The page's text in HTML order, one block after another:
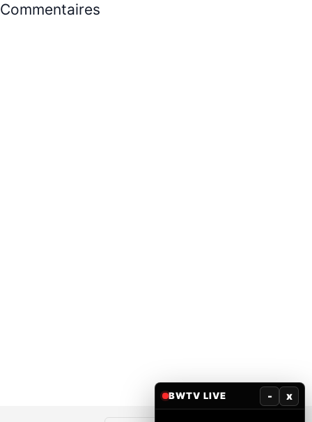
Commentaires
BWTV LIVE - x